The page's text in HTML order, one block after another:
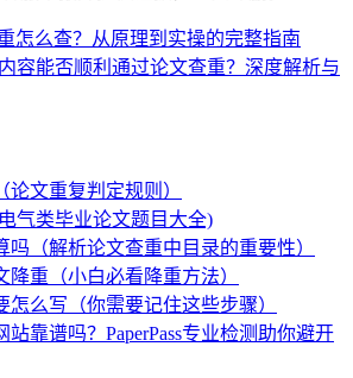
怎么查？从原理到实操的完整指南
容能否顺利通过论文查重？深度解析与
论文重复判定规则）
气类毕业论文题目大全)
吗（解析论文查重中目录的重要性）
降重（小白必看降重方法）
怎么写（你需要记住这些步骤）
站靠谱吗？PaperPass专业检测助你避开